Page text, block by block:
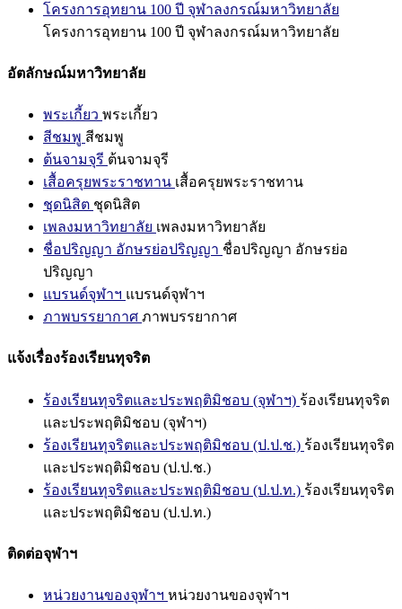
โครงการอุทยาน 100 ปี จุฬาลงกรณ์มหาวิทยาลัย
โครงการอุทยาน 100 ปี จุฬาลงกรณ์มหาวิทยาลัย
อัตลักษณ์มหาวิทยาลัย
พระเกี้ยว พระเกี้ยว
สีชมพู สีชมพู
ต้นจามจุรี ต้นจามจุรี
เสื้อครุยพระราชทาน เสื้อครุยพระราชทาน
ชุดนิสิต ชุดนิสิต
เพลงมหาวิทยาลัย เพลงมหาวิทยาลัย
ชื่อปริญญา อักษรย่อปริญญา ชื่อปริญญา อักษรย่อ
ปริญญา
แบรนด์จุฬาฯ แบรนด์จุฬาฯ
ภาพบรรยากาศ ภาพบรรยากาศ
แจ้งเรื่องร้องเรียนทุจริต
ร้องเรียนทุจริตและประพฤติมิชอบ (จุฬาฯ) ร้องเรียนทุจริต
และประพฤติมิชอบ (จุฬาฯ)
ร้องเรียนทุจริตและประพฤติมิชอบ (ป.ป.ช.) ร้องเรียนทุจริต
และประพฤติมิชอบ (ป.ป.ช.)
ร้องเรียนทุจริตและประพฤติมิชอบ (ป.ป.ท.) ร้องเรียนทุจริต
และประพฤติมิชอบ (ป.ป.ท.)
ติดต่อจุฬาฯ
หน่วยงานของจุฬาฯ หน่วยงานของจุฬาฯ